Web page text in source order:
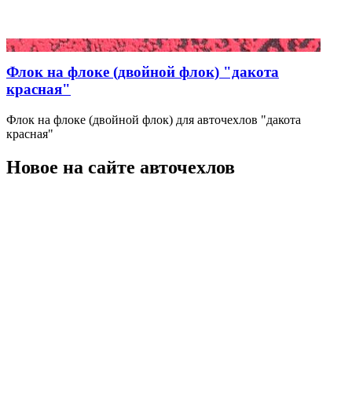
Флок на флоке (двойной флок) "дакота
красная"
Флок на флоке (двойной флок) для авточехлов "дакота
красная"
Новое на сайте авточехлов